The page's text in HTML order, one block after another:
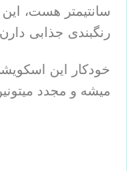
سانتیمتر هست،
رنگبندی جذابی
خودکار این
میشه و مجدد